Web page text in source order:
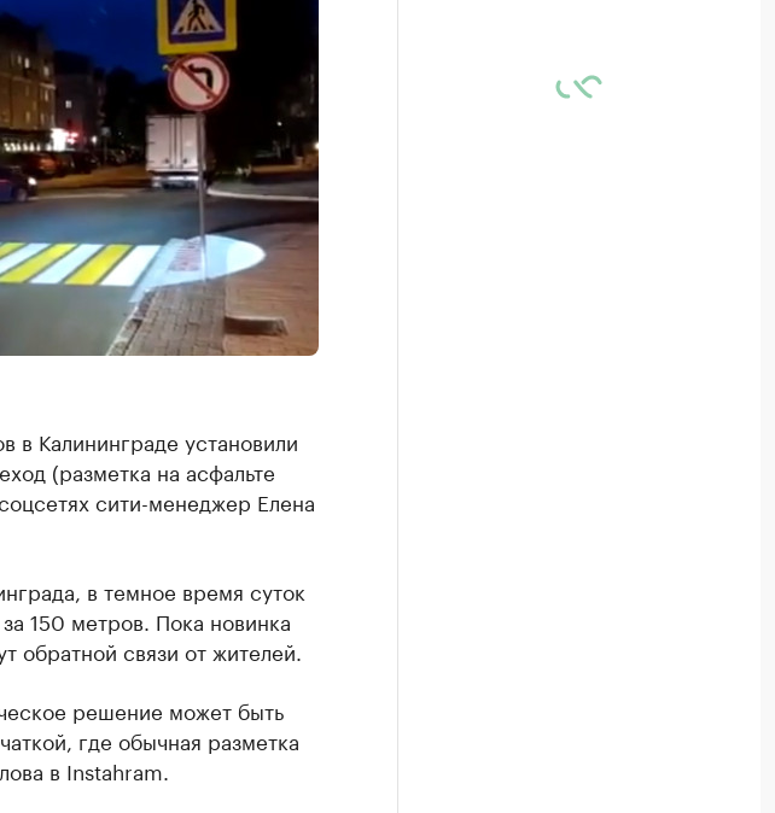
в Калининграде установили
(разметка на асфальте
сити-менеджер Елена
в темное время суток
150 метров. Пока новинка
обратной связи от жителей.
решение может быть
где обычная разметка
в Instahram.